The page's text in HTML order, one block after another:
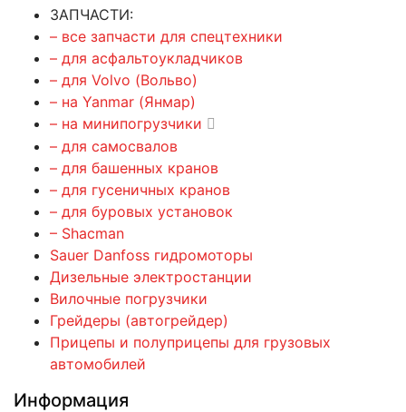
ЗАПЧАСТИ:
– все запчасти для спецтехники
– для асфальтоукладчиков
– для Volvo (Вольво)
– на Yanmar (Янмар)
– на минипогрузчики
– для самосвалов
– для башенных кранов
– для гусеничных кранов
– для буровых установок
– Shacman
Sauer Danfoss гидромоторы
Дизельные электростанции
Вилочные погрузчики
Грейдеры (автогрейдер)
Прицепы и полуприцепы для грузовых
автомобилей
Информация